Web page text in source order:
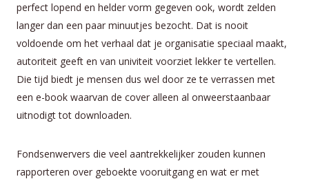
perfect lopend en helder vorm gegeven ook, wordt zelden
langer dan een paar minuutjes bezocht. Dat is nooit
voldoende om het verhaal dat je organisatie speciaal maakt,
autoriteit geeft en van univiteit voorziet lekker te vertellen.
Die tijd biedt je mensen dus wel door ze te verrassen met
een e-book waarvan de cover alleen al onweerstaanbaar
uitnodigt tot downloaden.
Fondsenwervers die veel aantrekkelijker zouden kunnen
rapporteren over geboekte vooruitgang en wat er met